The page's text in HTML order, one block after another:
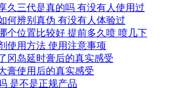
久三代是真的吗 有没有人使用过
何辨别真伪 有没有人体验过
个位置比较好 提前多久喷 喷几下
使用方法 使用注意事项
冈岛延时膏后的真实感受
膏使用后的真实感受
是不是正规产品